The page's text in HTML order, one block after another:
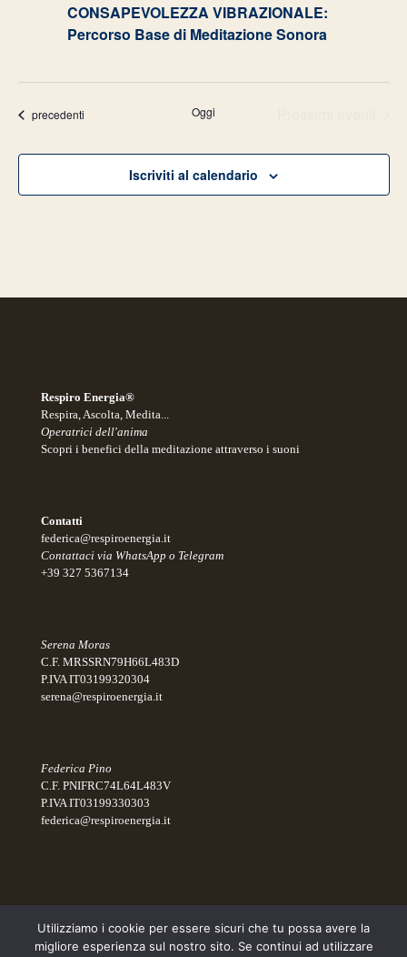
CONSAPEVOLEZZA VIBRAZIONALE:
Percorso Base di Meditazione Sonora
Eventi
precedenti Oggi
Iscriviti al calendario
Respiro Energia®
Respira, Ascolta, Medita...
Operatrici dell'anima
Scopri i benefici della meditazione attraverso i suoni
Contatti
federica@respiroenergia.it
Contattaci via WhatsApp o Telegram
+39 327 5367134
Serena Moras
C.F. MRSSRN79H66L483D
P.IVA IT03199320304
serena@respiroenergia.it
Federica Pino
C.F. PNIFRC74L64L483V
P.IVA IT03199330303
federica@respiroenergia.it
Utilizziamo i cookie per essere sicuri che tu possa avere la
migliore esperienza sul nostro sito. Se continui ad utilizzare